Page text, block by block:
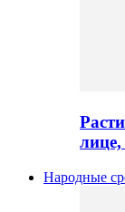
Народные